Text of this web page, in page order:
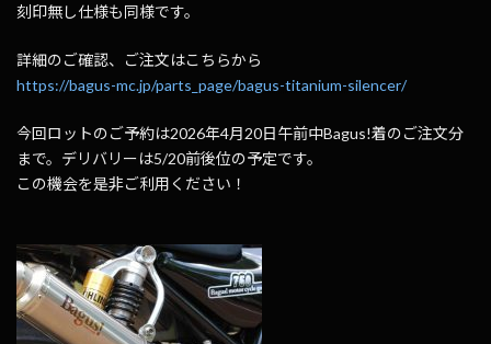
刻印無し仕様も同様です。
詳細のご確認、ご注文はこちらから
https://bagus-mc.jp/parts_page/bagus-titanium-silencer/
今回ロットのご予約は2026年4月20日午前中Bagus!着のご注文分
まで。デリバリーは5/20前後位の予定です。
この機会を是非ご利用ください！